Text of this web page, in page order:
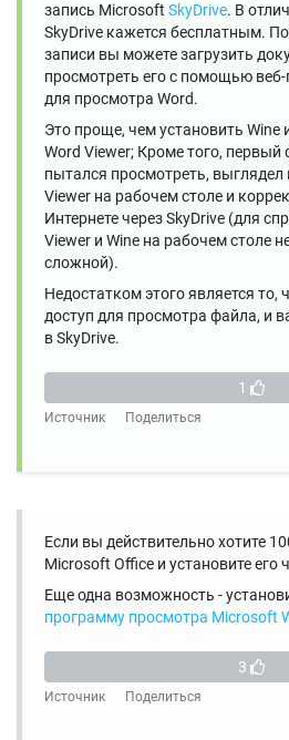
запись Microsoft SkyDrive. В
SkyDrive кажется бесплатным.
записи вы можете загрузить
просмотреть его с помощью
для просмотра Word.
Это проще, чем установить
Word Viewer; Кроме того,
пытался просмотреть,
Viewer на рабочем столе и
Интернете через SkyDrive (для
Viewer и Wine на рабочем столе
сложной).
Недостатком этого является то,
доступ для просмотра файла, и
в SkyDrive.
1
Источник
Поделиться
Если вы действительно хотите
Microsoft Office и установите его
Еще одна возможность -
программу просмотра Microsoft
3
Источник
Поделиться